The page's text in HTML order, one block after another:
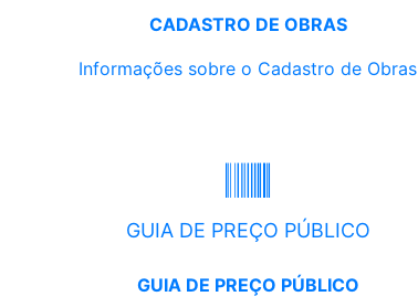
CADASTRO DE OBRAS
Informações sobre o Cadastro de Obras
GUIA DE PREÇO PÚBLICO
GUIA DE PREÇO PÚBLICO